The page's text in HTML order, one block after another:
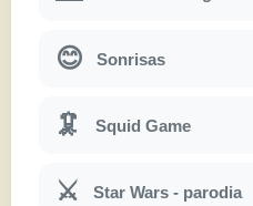
😊 Sonrisas
🦑 Squid Game
⚔ Star Wars - parodia